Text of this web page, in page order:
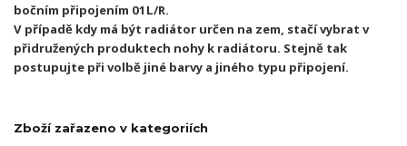
bočním připojením 01L/R.
V případě kdy má být radiátor určen na zem, stačí vybrat v
přidružených produktech nohy k radiátoru. Stejně tak
postupujte při volbě jiné barvy a jiného typu připojení.
Zboží zařazeno v kategoriích